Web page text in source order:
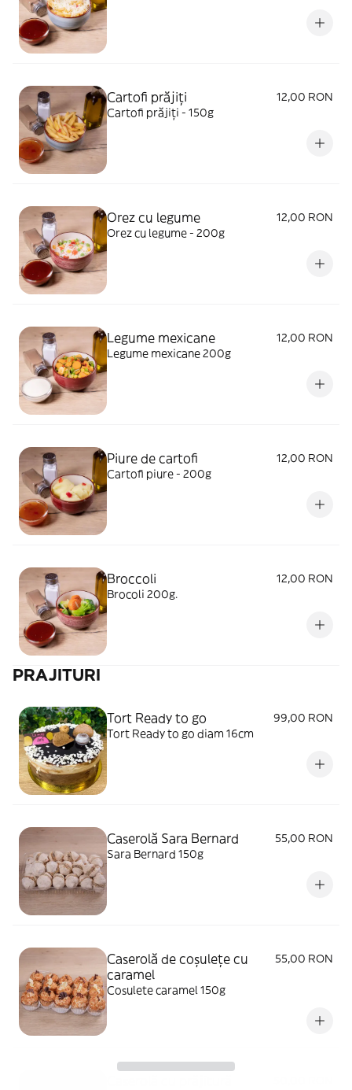
Cartofi prăjiți
12,00 RON
Cartofi prăjiți - 150g
Orez cu legume
12,00 RON
Orez cu legume - 200g
Legume mexicane
12,00 RON
Legume mexicane 200g
Piure de cartofi
12,00 RON
Cartofi piure - 200g
Broccoli
12,00 RON
Brocoli 200g.
PRAJITURI
Tort Ready to go
99,00 RON
Tort Ready to go diam 16cm
Caserolă Sara Bernard
55,00 RON
Sara Bernard 150g
Caserolă de coșulețe cu
caramel
55,00 RON
Cosulete caramel 150g